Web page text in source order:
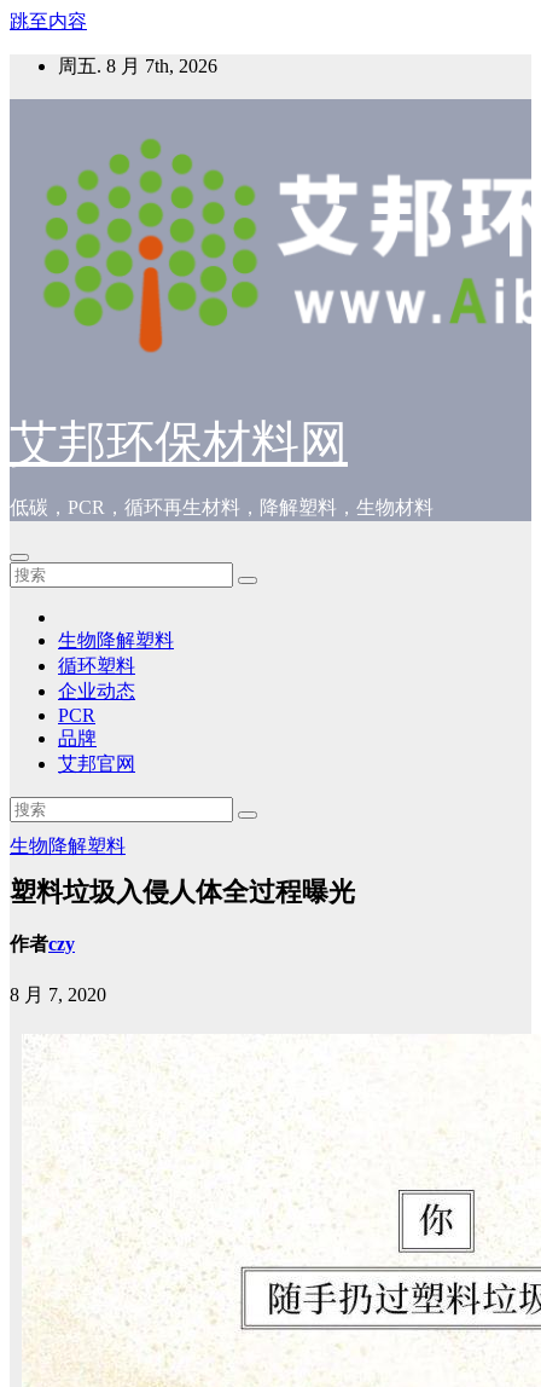
跳至内容
周五. 8 月 7th, 2026
艾邦环保材料网
低碳，PCR，循环再生材料，降解塑料，生物材料
生物降解塑料
循环塑料
企业动态
PCR
品牌
艾邦官网
生物降解塑料
塑料垃圾入侵人体全过程曝光
作者czy
8 月 7, 2020